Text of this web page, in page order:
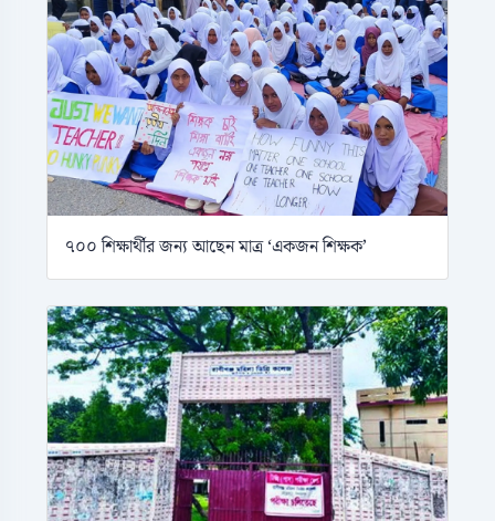
৭০০ শিক্ষার্থীর জন্য আছেন মাত্র ‘একজন শিক্ষক’